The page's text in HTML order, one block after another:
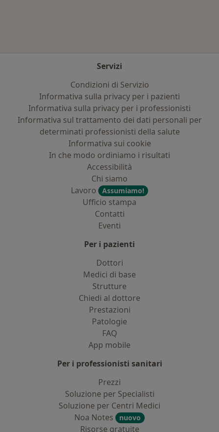
Servizi
Condizioni di Servizio
Informativa sulla privacy per i pazienti
Informativa sulla privacy per i professionisti
Informativa sul trattamento dei dati personali per
determinati professionisti della salute
Informativa sui cookie
In che modo ordiniamo i risultati
Accessibilità
Chi siamo
Lavoro
Assumiamo!
Ufficio stampa
Contatti
Eventi
Per i pazienti
Dottori
Medici di base
Strutture
Chiedi al dottore
Prestazioni
Patologie
FAQ
App mobile
Per i professionisti sanitari
Prezzi
Soluzione per Specialisti
Soluzione per Centri Medici
Noa Notes
nuovo
Risorse gratuite